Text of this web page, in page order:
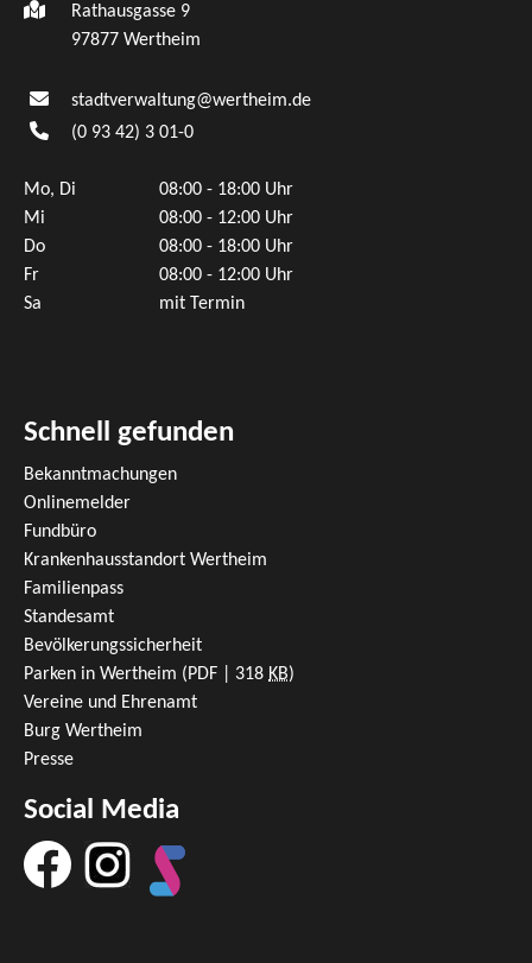
Rathausgasse 9
97877 Wertheim
stadtverwaltung@wertheim.de
(0 93 42) 3 01-0
Mo, Di
08:00 - 18:00 Uhr
Mi
08:00 - 12:00 Uhr
Do
08:00 - 18:00 Uhr
Fr
08:00 - 12:00 Uhr
Sa
mit Termin
Schnell gefunden
Bekanntmachungen
Onlinemelder
Fundbüro
Krankenhausstandort Wertheim
Familienpass
Standesamt
Bevölkerungssicherheit
Parken in Wertheim (PDF | 318 KB)
Vereine und Ehrenamt
Burg Wertheim
Presse
Social Media